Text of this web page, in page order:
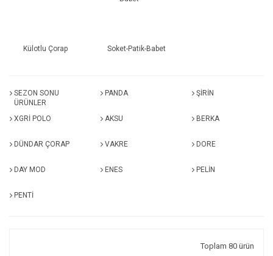
Külotlu Çorap Soket-Patik-Babet
SEZON SONU
ÜRÜNLER
PANDA ŞİRİN
XGRİ POLO AKSU BERKA
DÜNDAR ÇORAP VAKRE DORE
DAY MOD ENES PELİN
PENTİ
Toplam 80 ürün